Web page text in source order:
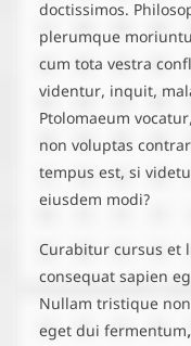
doctissimos.
plerumque
cum tota vestra
videntur, inquit,
Ptolomaeum
non voluptas
tempus est, si
eiusdem modi?
Curabitur cursus et
consequat sapien
Nullam tristique
eget dui